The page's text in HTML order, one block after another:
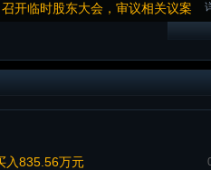
召开临时股东大会，审议相关议案
入835.56万元